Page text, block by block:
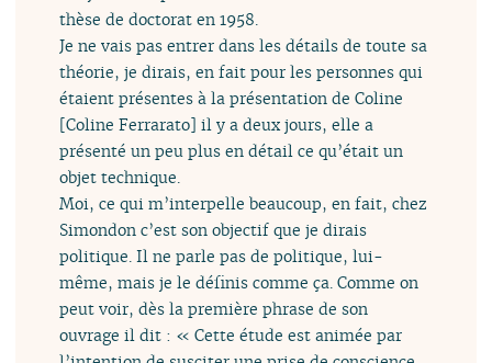
thèse de doctorat en 1958.
Je ne vais pas entrer dans les détails de toute sa
théorie, je dirais, en fait pour les personnes qui
étaient présentes à la présentation de Coline
[Coline Ferrarato] il y a deux jours, elle a
présenté un peu plus en détail ce qu’était un
objet technique.
Moi, ce qui m’interpelle beaucoup, en fait, chez
Simondon c’est son objectif que je dirais
politique. Il ne parle pas de politique, lui-
même, mais je le définis comme ça. Comme on
peut voir, dès la première phrase de son
ouvrage il dit : « Cette étude est animée par